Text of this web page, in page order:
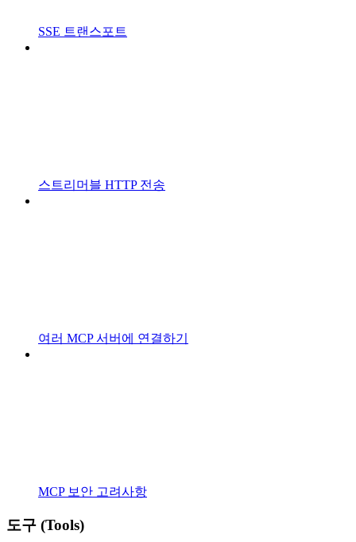
SSE 트랜스포트
스트리머블 HTTP 전송
여러 MCP 서버에 연결하기
MCP 보안 고려사항
도구 (Tools)